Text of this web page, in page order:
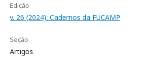
Edição
v. 26 (2024): Cadernos da FUCAMP
Seção
Artigos